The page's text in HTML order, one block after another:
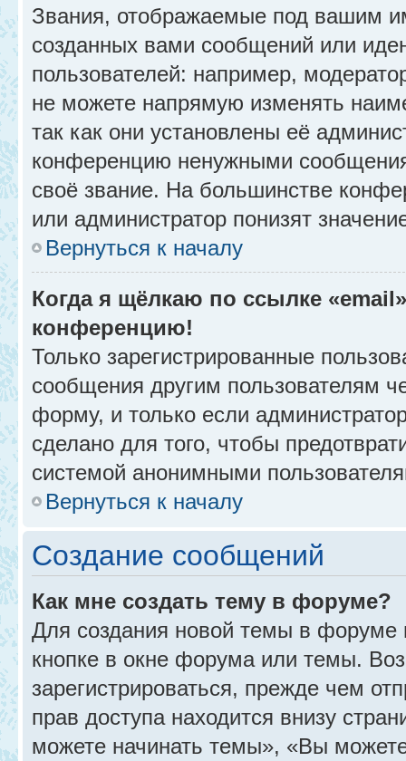
Звания, отображаемые под вашим
созданных вами сообщений или
пользователей: например,
не можете напрямую изменять
так как они установлены её
конференцию ненужными
своё звание. На большинстве
или администратор понизят
Вернуться к началу
Когда я щёлкаю по ссылке
конференцию!
Только зарегистрированные
сообщения другим пользователям
форму, и только если
сделано для того, чтобы
системой анонимными
Вернуться к началу
Создание сообщений
Как мне создать тему в форуме?
Для создания новой темы в форуме
кнопке в окне форума или темы.
зарегистрироваться, прежде чем
прав доступа находится внизу
можете начинать темы», «Вы